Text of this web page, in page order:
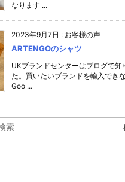
なります ...
2023年9月7日 : お客様の声
ARTENGOのシャツ
UKブランドセンターはブログで知
た。買いたいブランドを輸入でき
Goo ...